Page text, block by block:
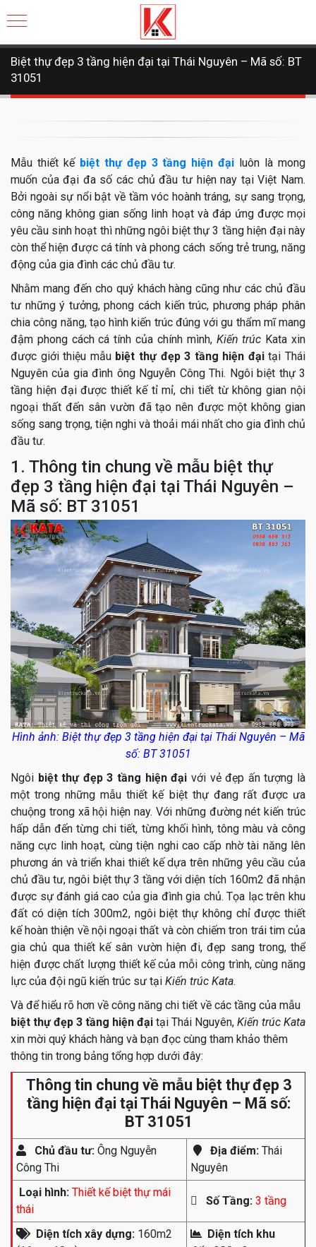
Biệt thự đẹp 3 tầng hiện đại tại Thái Nguyên – Mã số: BT
31051
Mẫu thiết kếbiệt thự đẹp 3 tầng hiện đại luôn là mong
muốn của đại đa số các chủ đầu tư hiện nay tại Việt Nam.
Bởi ngoài sự nổi bật về tầm vóc hoành tráng, sự sang trọng,
công năng không gian sống linh hoạt và đáp ứng được mọi
yêu cầu sinh hoạt thì những ngôi biệt thự 3 tầng hiện đại này
còn thể hiện được cá tính và phong cách sống trẻ trung, năng
động của gia đình các chủ đầu tư.
Nhằm mang đến cho quý khách hàng cũng như các chủ đầu
tư những ý tưởng, phong cách kiến trúc, phương pháp phân
chia công năng, tạo hình kiến trúc đúng với gu thẩm mĩ mang
đậm phong cách cá tính của chính mình, Kiến trúc Kata xin
được giới thiệu mẫu biệt thự đẹp 3 tầng hiện đạitại Thái
Nguyên của gia đình ông Nguyễn Công Thi. Ngôi biệt thự 3
tầng hiện đại được thiết kế tỉ mỉ, chi tiết từ không gian nội
ngoại thất đến sân vườn đã tạo nên được một không gian
sống sang trọng, tiện nghi và thoải mái nhất cho gia đình chủ
đầu tư.
1. Thông tin chung về mẫu biệt thự
đẹp 3 tầng hiện đại tại Thái Nguyên –
Mã số: BT 31051
Hình ảnh: Biệt thự đẹp 3 tầng hiện đại tại Thái Nguyên – Mã
số: BT 31051
Ngôi biệt thự đẹp 3 tầng hiện đại với vẻ đẹp ấn tượng là
một trong những mẫu thiết kế biệt thự đang rất được ưa
chuộng trong xã hội hiện nay. Với những đường nét kiến trúc
hấp dẫn đến từng chi tiết, từng khối hình, tông màu và công
năng cực linh hoạt, cùng tiện nghi cao cấp nhờ tài năng lên
phương án và triển khai thiết kế dựa trên những yêu cầu của
chủ đầu tư, ngôi biệt thự 3 tầng với diện tích 160m2 đã nhận
được sự đánh giá cao của gia đình gia chủ. Tọa lạc trên khu
đất có diện tích 300m2, ngôi biệt thự không chỉ được thiết
kế hoàn thiện về nội ngoại thất và còn chiếm tron trái tim của
gia chủ qua thiết kế sân vườn hiện đi, đẹp sang trong, thể
hiện được chất lượng thiết kế của mỗi công trình, cùng năng
lực của đội ngũ kiến trúc sư tại Kiến trúc Kata.
Và để hiểu rõ hơn về công năng chi tiết về các tầng của mẫu
biệt thự đẹp 3 tầng hiện đại tại Thái Nguyên, Kiến trúc Kata
xin mời quý khách hàng và bạn đọc cùng tham khảo thêm
thông tin trong bảng tổng hợp dưới đây:
Thông tin chung về mẫu biệt thự đẹp 3
tầng hiện đại tại Thái Nguyên – Mã số:
BT 31051
Chủ đầu tư: Ông Nguyễn
Công Thi
Địa điểm: Thái
Nguyên
Loại hình: Thiết kế biệt thự mái
thái
Số Tầng: 3 tầng
Diện tích xây dựng: 160m2
Diện tích khu